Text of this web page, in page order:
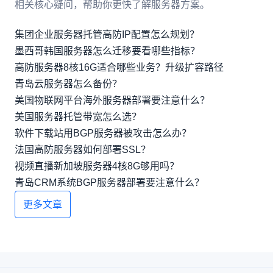
相关核心疑问，帮助你更快了解服务器方案。
集团企业服务器托管高防IP配置怎么规划？
墨西哥韩国服务器怎么迁移要看哪些指标？
高防服务器8核16G适合哪些业务？升级扩容路径
青岛云服务器怎么备份？
美国物联网平台海外服务器部署要注意什么？
美国服务器托管带宽怎么选？
软件下载站用BGP服务器被攻击怎么办？
法国高防服务器如何部署SSL？
视频直播新加坡服务器4核8G够用吗？
青岛CRM系统BGP服务器部署要注意什么？
更多文章